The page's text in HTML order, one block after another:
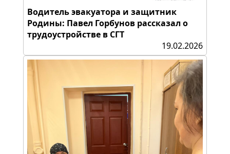
Водитель эвакуатора и защитник
Родины: Павел Горбунов рассказал о
трудоустройстве в СГТ
19.02.2026